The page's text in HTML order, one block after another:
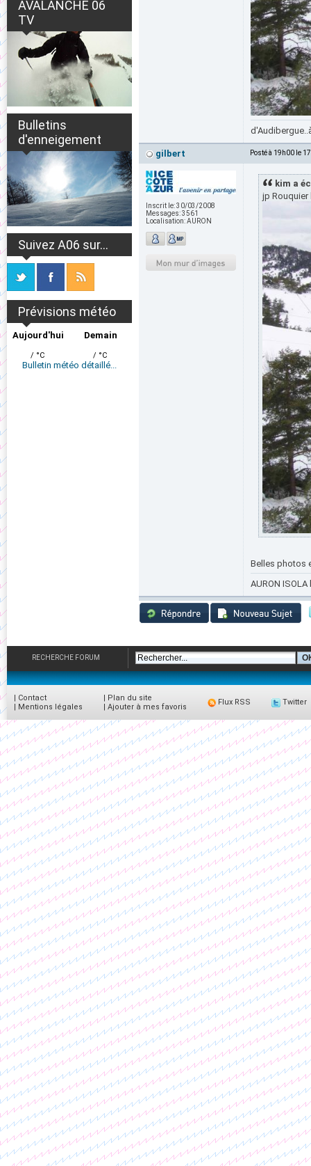
AVALANCHE 06
TV
Bulletins
d'enneigement
Suivez A06 sur...
Prévisions météo
Aujourd'hui
/ °C
Demain
/ °C
Bulletin météo détaillé...
gilbert Posté à 19h00 le
Inscrit le:30/03/2008
Messages:3561
Localisation:AURON
kim a
jp
Belles photos
AURON
RECHERCHE FORUM
| Contact
| Mentions légales
| Plan du site
| Ajouter à mes favoris
Flux RSS Twitter